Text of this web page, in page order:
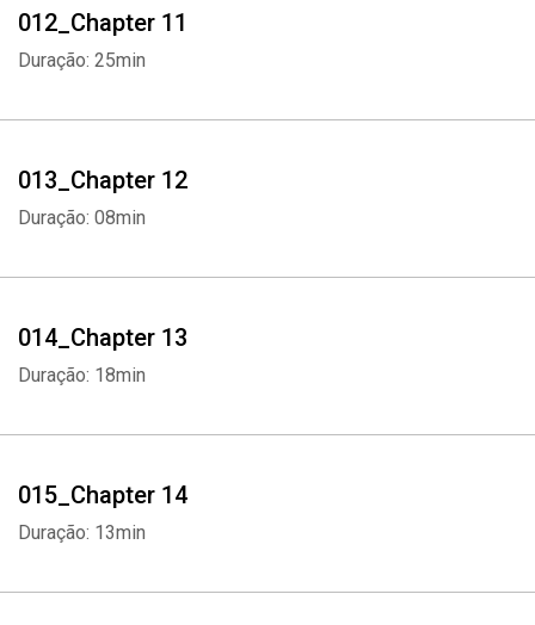
012_Chapter 11
Duração: 25min
013_Chapter 12
Duração: 08min
014_Chapter 13
Duração: 18min
015_Chapter 14
Duração: 13min